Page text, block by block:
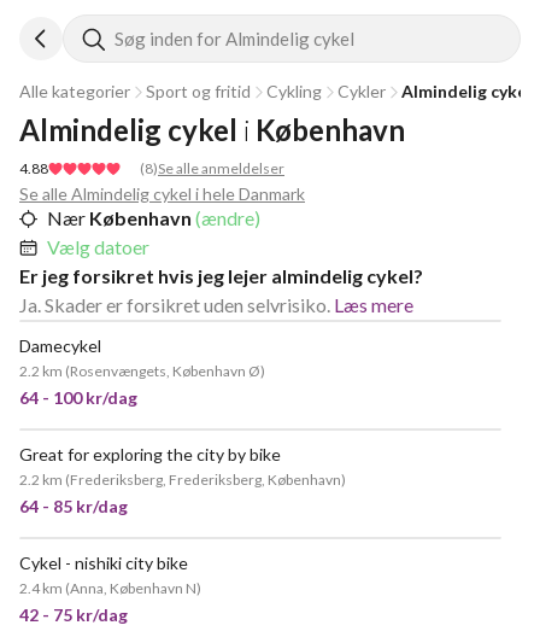
Søg inden for Almindelig cykel
Alle kategorier Sport og fritid Cykling Cykler Almindelig cykel
4.88 (8)Se alle anmeldelser
Almindelig cykel i København
Se alle Almindelig cykel i hele Danmark
Nær København (ændre)
Vælg datoer
Er jeg forsikret hvis jeg lejer almindelig cykel?
Ja. Skader er forsikret uden selvrisiko. Læs mere
Damecykel
2.2 km (Rosenvængets, København Ø)
64 - 100 kr/dag
Great for exploring the city by bike
2.2 km (Frederiksberg, Frederiksberg, København)
64 - 85 kr/dag
Cykel - nishiki city bike
2.4 km (Anna, København N)
42 - 75 kr/dag